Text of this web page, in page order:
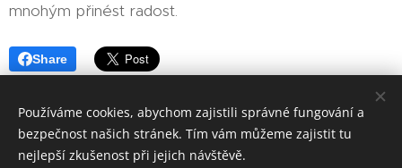
mnohým přinést radost.
Share
Používáme cookies, abychom zajistili správné fungování a
bezpečnost našich stránek. Tím vám můžeme zajistit tu
nejlepší zkušenost při jejich návštěvě.